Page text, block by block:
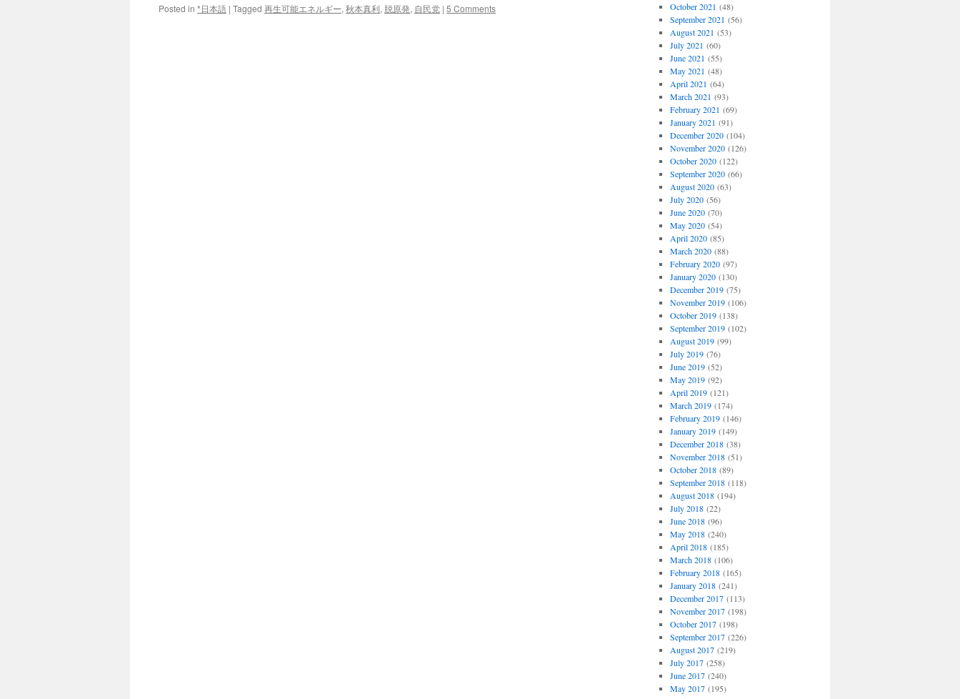
Posted in *日本語 | Tagged 再生可能エネルギー, 秋本真利, 脱原発, 自民党 | 5 Comments
October 2021 (48)
September 2021 (56)
August 2021 (53)
July 2021 (60)
June 2021 (55)
May 2021 (48)
April 2021 (64)
March 2021 (93)
February 2021 (69)
January 2021 (91)
December 2020(104)
November 2020(126)
October 2020(122)
September 2020(66)
August 2020(63)
July 2020(56)
June 2020(70)
May 2020(54)
April 2020(85)
March 2020(88)
February 2020(97)
January 2020(130)
December 2019(75)
November 2019(106)
October 2019(138)
September 2019(102)
August 2019(99)
July 2019(76)
June 2019(52)
May 2019(92)
April 2019(121)
March 2019(174)
February 2019(146)
January 2019(149)
December 2018(38)
November 2018(51)
October 2018(89)
September 2018(118)
August 2018(194)
July 2018(22)
June 2018(96)
May 2018(240)
April 2018(185)
March 2018(106)
February 2018(165)
January 2018(241)
December 2017(113)
November 2017(198)
October 2017(198)
September 2017(226)
August 2017(219)
July 2017(258)
June 2017(240)
May 2017(195)